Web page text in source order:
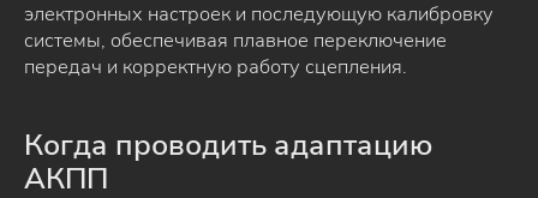
электронных настроек и последующую калибровку
системы, обеспечивая плавное переключение
передач и корректную работу сцепления.
Когда проводить адаптацию
АКПП